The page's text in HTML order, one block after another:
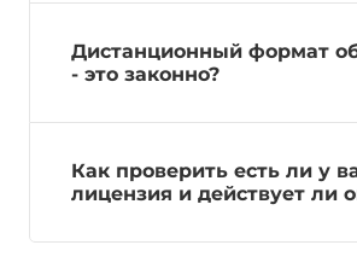
Дистанционный формат
- это законно?
Как проверить есть ли у
лицензия и действует ли